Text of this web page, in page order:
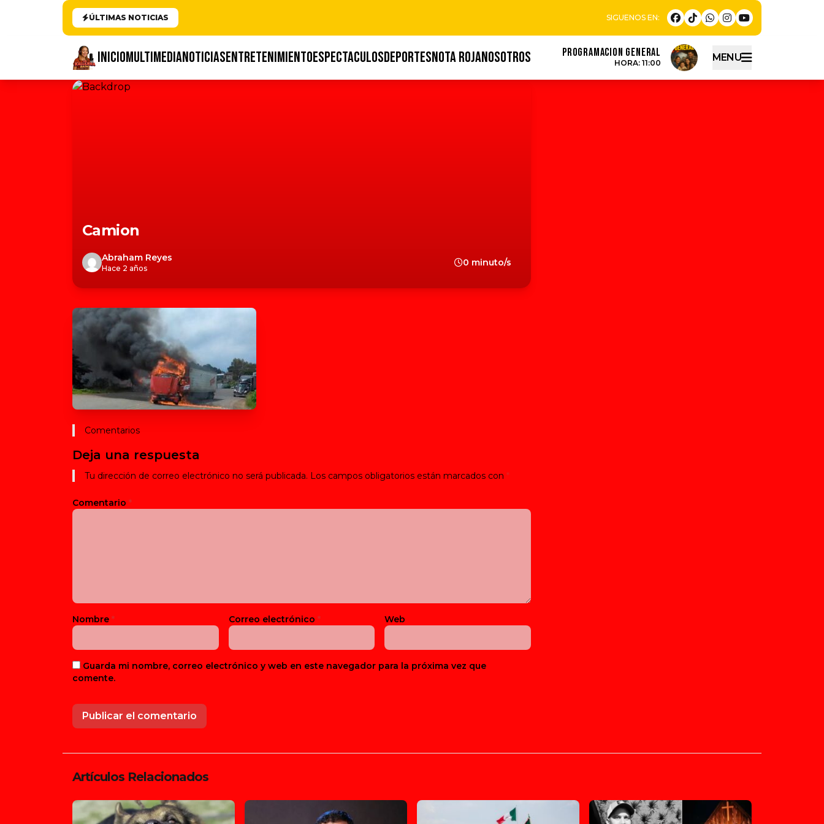
ÚLTIMAS NOTICIAS
INICIOMULTIMEDIANOTICIASENTRETENIMIENTOESPECTACULOSDEPORTESNOTA ROJANOSOTROS PROGRAMACION GENERAL
HORA: 11:00 MENU
Camion
Abraham Reyes
Hace 2 años
0 minuto/s
Comentarios
Deja una respuesta
Tu dirección de correo electrónico no será publicada. Los campos obligatorios están marcados con *
Comentario *
Nombre * Correo electrónico * Web
Guarda mi nombre, correo electrónico y web en este navegador para la próxima vez que
comente.
Artículos Relacionados